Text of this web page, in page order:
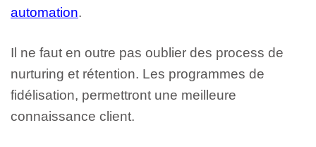
automation.
Il ne faut en outre pas oublier des process de
nurturing et rétention. Les programmes de
fidélisation, permettront une meilleure
connaissance client.